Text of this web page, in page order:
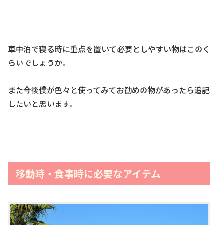
車中泊で寝る時に重点を置いて必要としやすい物はこのく
らいでしょうか。
また今後僕が色々と使ってみてお勧めの物があったら追記
したいと思います。
移動時・食事時に必要なアイテム